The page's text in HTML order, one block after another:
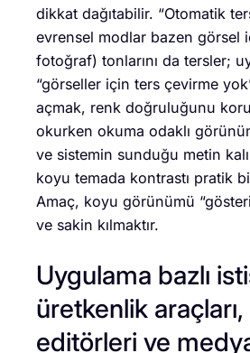
dikkat dağıtabilir. “Otomatik
evrensel modlar bazen görsel
fotoğraf) tonlarını da tersler;
“görseller için ters çevirme
açmak, renk doğruluğunu
okurken okuma odaklı
ve sistemin sunduğu metin
koyu temada kontrastı pratik
Amaç, koyu görünümü
ve sakin kılmaktır.
Uygulama bazlı
üretkenlik
editörleri ve